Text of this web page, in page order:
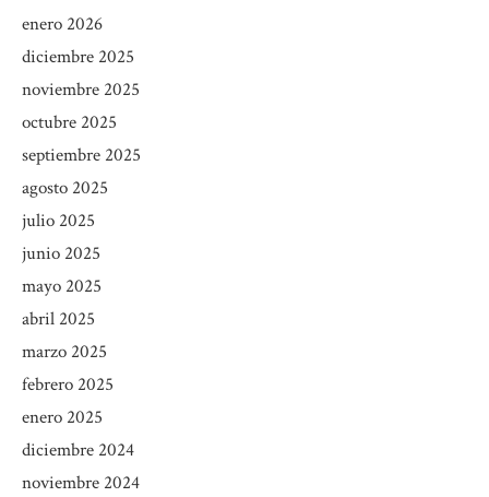
enero 2026
diciembre 2025
noviembre 2025
octubre 2025
septiembre 2025
agosto 2025
julio 2025
junio 2025
mayo 2025
abril 2025
marzo 2025
febrero 2025
enero 2025
diciembre 2024
noviembre 2024